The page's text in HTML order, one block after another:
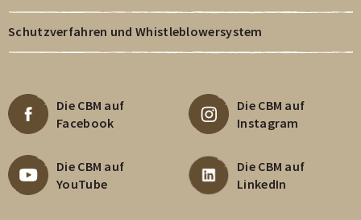
Schutzverfahren und Whistleblowersystem
Die CBM auf
Facebook
Die CBM auf
Instagram
Die CBM auf
YouTube
Die CBM auf
LinkedIn